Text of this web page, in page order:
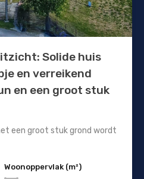
Solide huis
en verreikend
en een groot stuk
een groot stuk grond wordt
Woonoppervlak (m²)